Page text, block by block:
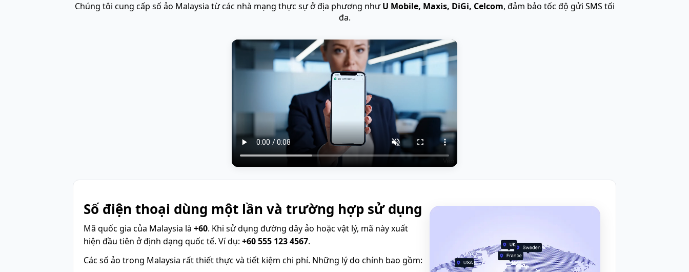
Chúng tôi cung cấp số ảo Malaysia từ các nhà mạng thực sự ở địa phương nhưU Mobile, Maxis, DiGi, Celcom, đảm bảo tốc độ gửi SMS tối
đa.
Số điện thoại dùng một lần và trường hợp sử dụng
Mã quốc gia của Malaysia là +60. Khi sử dụng đường dây ảo hoặc vật lý, mã này xuất
hiện đầu tiên ở định dạng quốc tế. Ví dụ: +60 555 123 4567.
Các số ảo trong Malaysia rất thiết thực và tiết kiệm chi phí. Những lý do chính bao gồm: